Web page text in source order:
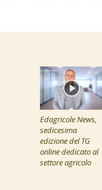
Edagricole News,
sedicesima
edizione del TG
online dedicato al
settore agricolo